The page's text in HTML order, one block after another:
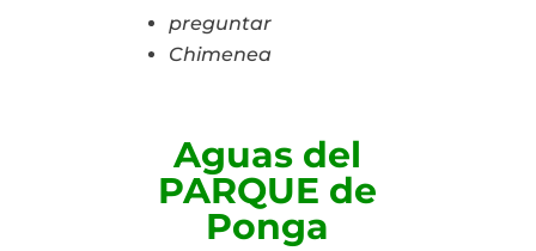
preguntar
Chimenea
Aguas del
PARQUE de
Ponga